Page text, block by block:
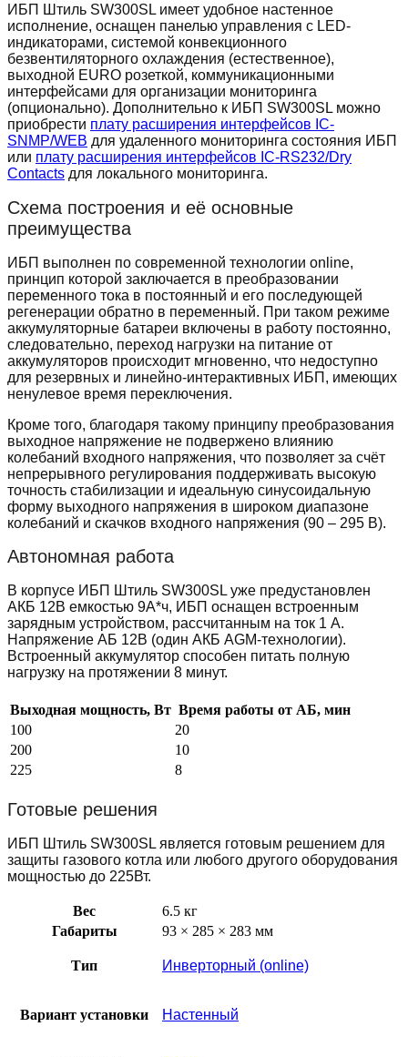
ИБП Штиль SW300SL имеет удобное настенное
исполнение, оснащен панелью управления c LED-
индикаторами, системой конвекционного
безвентиляторного охлаждения (естественное),
выходной EURO розеткой, коммуникационными
интерфейсами для организации мониторинга
(опционально). Дополнительно к ИБП SW300SL можно
приобрести плату расширения интерфейсов IC-
SNMP/WEB для удаленного мониторинга состояния ИБП
или плату расширения интерфейсов IC-RS232/Dry
Contacts для локального мониторинга.
Схема построения и её основные
преимущества
ИБП выполнен по современной технологии online,
принцип которой заключается в преобразовании
переменного тока в постоянный и его последующей
регенерации обратно в переменный. При таком режиме
аккумуляторные батареи включены в работу постоянно,
следовательно, переход нагрузки на питание от
аккумуляторов происходит мгновенно, что недоступно
для резервных и линейно-интерактивных ИБП, имеющих
ненулевое время переключения.
Кроме того, благодаря такому принципу преобразования
выходное напряжение не подвержено влиянию
колебаний входного напряжения, что позволяет за счёт
непрерывного регулирования поддерживать высокую
точность стабилизации и идеальную синусоидальную
форму выходного напряжения в широком диапазоне
колебаний и скачков входного напряжения (90 – 295 В).
Автономная работа
В корпусе ИБП Штиль SW300SL уже предустановлен
АКБ 12В емкостью 9А*ч, ИБП оснащен встроенным
зарядным устройством, рассчитанным на ток 1 А.
Напряжение АБ 12В (один АКБ AGM-технологии).
Встроенный аккумулятор способен питать полную
нагрузку на протяжении 8 минут.
Выходная мощность, Вт Время работы от АБ, мин
100
20
200
10
225
8
Готовые решения
ИБП Штиль SW300SL является готовым решением для
защиты газового котла или любого другого оборудования
мощностью до 225Вт.
Вес
6.5 кг
Габариты
93 × 285 × 283 мм
Тип Инверторный (online)
Вариант установки Настенный